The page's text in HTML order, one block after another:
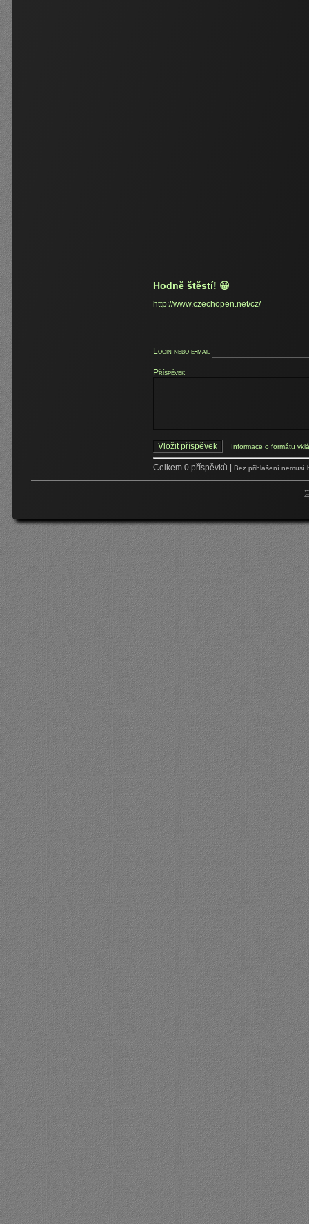
Hodně štěstí! 😀
http://www.czechopen.net/cz/
Login nebo e-mail
Příspěvek
Informace o formátu
Celkem 0 příspěvků | Bez přihlášení nemusí